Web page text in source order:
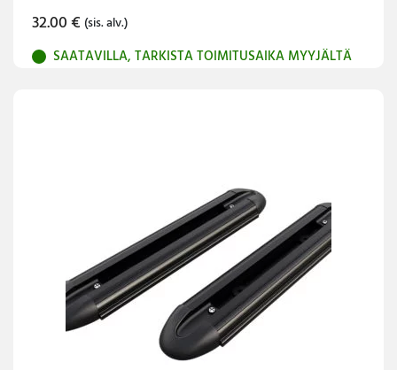
32.00€ (sis. alv.)
SAATAVILLA, TARKISTA TOIMITUSAIKA MYYJÄLTÄ